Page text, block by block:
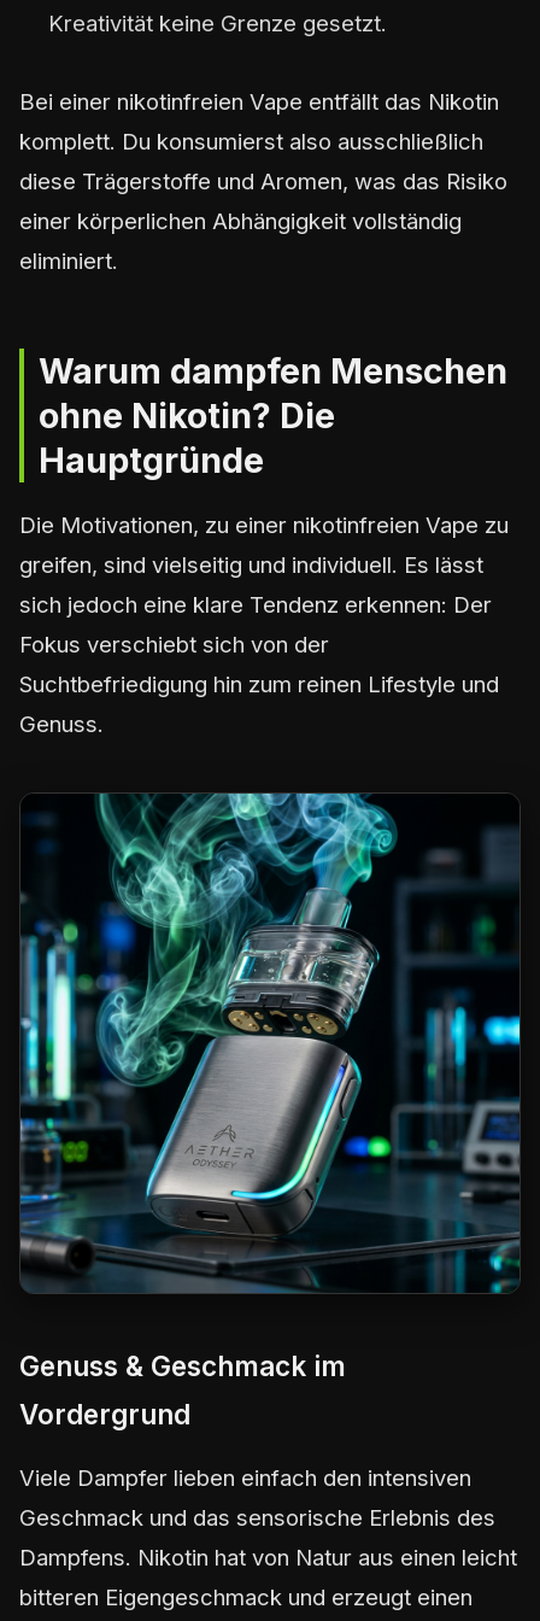
Kreativität keine Grenze gesetzt.
Bei einer nikotinfreien Vape entfällt das Nikotin
komplett. Du konsumierst also ausschließlich
diese Trägerstoffe und Aromen, was das Risiko
einer körperlichen Abhängigkeit vollständig
eliminiert.
Warum dampfen Menschen
ohne Nikotin? Die
Hauptgründe
Die Motivationen, zu einer nikotinfreien Vape zu
greifen, sind vielseitig und individuell. Es lässt
sich jedoch eine klare Tendenz erkennen: Der
Fokus verschiebt sich von der
Suchtbefriedigung hin zum reinen Lifestyle und
Genuss.
Genuss & Geschmack im
Vordergrund
Viele Dampfer lieben einfach den intensiven
Geschmack und das sensorische Erlebnis des
Dampfens. Nikotin hat von Natur aus einen leicht
bitteren Eigengeschmack und erzeugt einen